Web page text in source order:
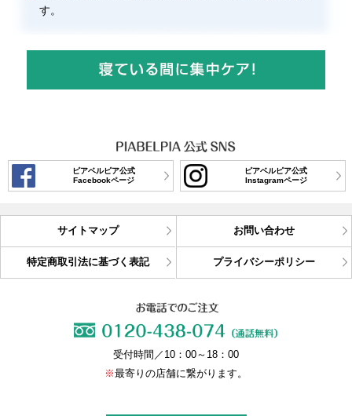
す。
ピアベルピア公式
Facebookページ
ピアベルピア公式
Instagramページ
サイトマップ お問い合わせ
特定商取引法に基づく表記 プライバシーポリシー
受付時間／10：00～18：00
※最寄りの店舗に繋がります。